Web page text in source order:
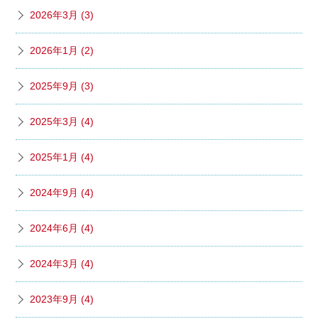
2026年3月 (3)
2026年1月 (2)
2025年9月 (3)
2025年3月 (4)
2025年1月 (4)
2024年9月 (4)
2024年6月 (4)
2024年3月 (4)
2023年9月 (4)